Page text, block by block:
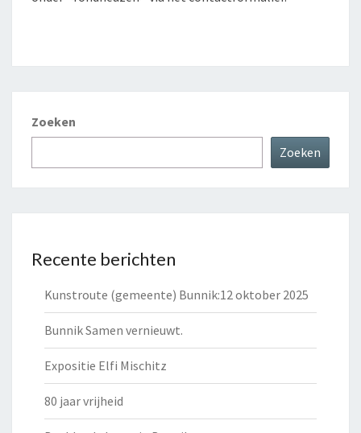
Zoeken
Zoeken
Recente berichten
Kunstroute (gemeente) Bunnik:12 oktober 2025
Bunnik Samen vernieuwt.
Expositie Elfi Mischitz
80 jaar vrijheid